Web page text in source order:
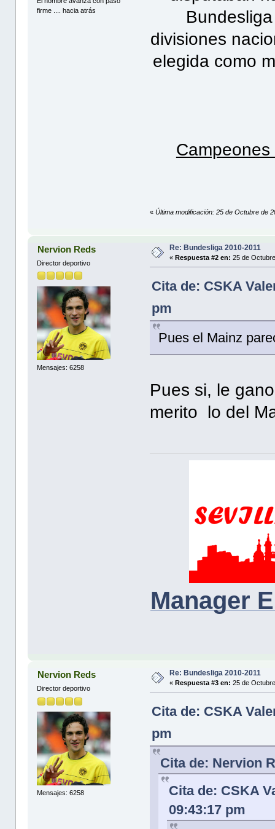
firme .... hacia atrás
divisiones
elegida como
«Última modificación: 25 de Octubre de
Nervion Reds
Director deportivo
Mensajes: 6258
Re: Bundesliga 2010-2011
«Respuesta #2 en: 25 de
Cita de: CSKA
pm
Pues el Mainz
Pues si, le
merito lo del
Manager
Nervion Reds
Director deportivo
Mensajes: 6258
Re: Bundesliga 2010-2011
« Respuesta #3 en: 25 de
Cita de: CSKA
pm
Cita de: Nervion
Cita de: CSKA
09:43:17 pm